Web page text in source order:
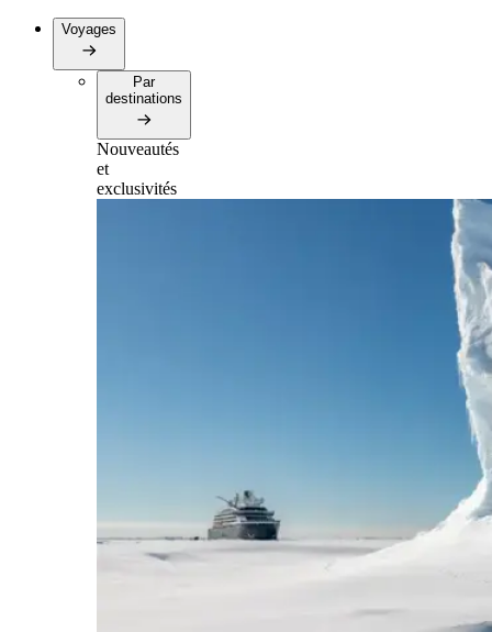
Voyages
Par
destinations
Nouveautés
et
exclusivités